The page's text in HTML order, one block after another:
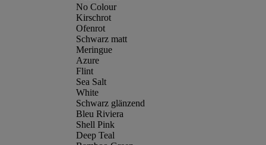
No Colour
Kirschrot
Ofenrot
Schwarz matt
Meringue
Azure
Flint
Sea Salt
White
Schwarz glänzend
Bleu Riviera
Shell Pink
Deep Teal